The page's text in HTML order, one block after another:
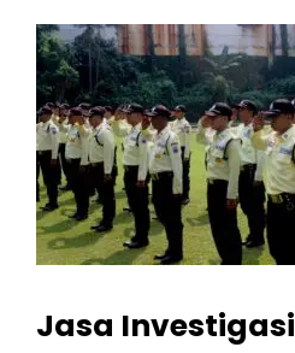
Jasa Investigasi